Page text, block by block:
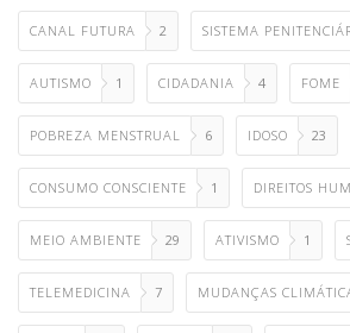
CANAL FUTURA 2 SISTEMA
AUTISMO 1 CIDADANIA 4 FOME
POBREZA MENSTRUAL 6 IDOSO 23
CONSUMO CONSCIENTE 1 DIREITOS
MEIO AMBIENTE 29 ATIVISMO 1
TELEMEDICINA 7 MUDANÇAS